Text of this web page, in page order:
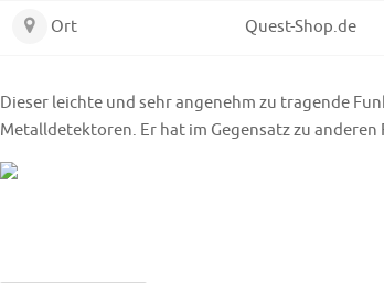
Ort Quest-Shop.de
Dieser leichte und sehr angenehm zu tragende
Metalldetektoren. Er hat im Gegensatz zu